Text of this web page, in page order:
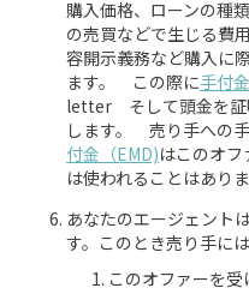
購入価格、ローンの種類
の売買などで生じる費
容開示義務など購入に
ます。 この際に手付
letter そして頭金を証
します。 売り手への手
付金（EMD)はこのオ
は使われることはありま
あなたのエージェント
す。このとき売り手に
このオファーを受